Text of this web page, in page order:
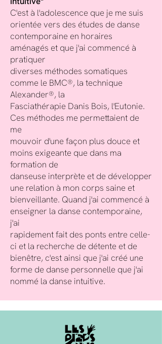
C'est à l'adolescence que je me suis
orientée vers des études de danse
contemporaine en horaires
aménagés et que j'ai commencé à
pratiquer
diverses méthodes somatiques
comme le BMC®, la technique
Alexander®, la
Fasciathérapie Danis Bois, l'Eutonie.
Ces méthodes me permettaient de
me
mouvoir d'une façon plus douce et
moins exigeante que dans ma
formation de
danseuse interprète et de développer
une relation à mon corps saine et
bienveillante. Quand j'ai commencé à
enseigner la danse contemporaine,
j'ai
rapidement fait des ponts entre celle-
ci et la recherche de détente et de
bienêtre, c'est ainsi que j'ai créé une
forme de danse personnelle que j'ai
nommé la danse intuitive.